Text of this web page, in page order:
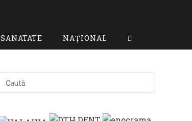
SANATATE NAȚIONAL TOGGLE